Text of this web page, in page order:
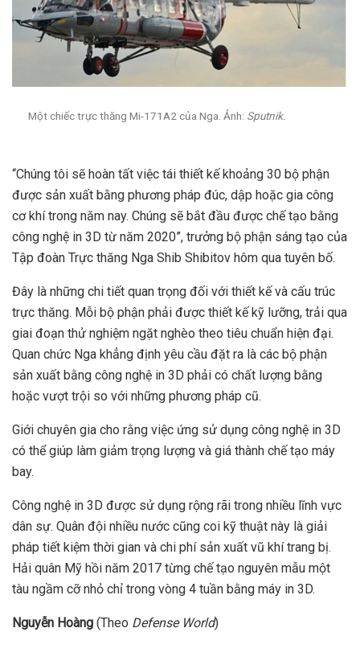
Một chiếc trực thăng Mi-171A2 của Nga. Ảnh: Sputnik.
“Chúng tôi sẽ hoàn tất việc tái thiết kế khoảng 30 bộ phận
được sản xuất bằng phương pháp đúc, dập hoặc gia công
cơ khí trong năm nay. Chúng sẽ bắt đầu được chế tạo bằng
công nghệ in 3D từ năm 2020”, trưởng bộ phận sáng tạo của
Tập đoàn Trực thăng Nga Shib Shibitov hôm qua tuyên bố.
Đây là những chi tiết quan trọng đối với thiết kế và cấu trúc
trực thăng. Mỗi bộ phận phải được thiết kế kỹ lưỡng, trải qua
giai đoạn thử nghiệm ngặt nghèo theo tiêu chuẩn hiện đại.
Quan chức Nga khẳng định yêu cầu đặt ra là các bộ phận
sản xuất bằng công nghệ in 3D phải có chất lượng bằng
hoặc vượt trội so với những phương pháp cũ.
Giới chuyên gia cho rằng việc ứng sử dụng công nghệ in 3D
có thể giúp làm giảm trọng lượng và giá thành chế tạo máy
bay.
Công nghệ in 3D được sử dụng rộng rãi trong nhiều lĩnh vực
dân sự. Quân đội nhiều nước cũng coi kỹ thuật này là giải
pháp tiết kiệm thời gian và chi phí sản xuất vũ khí trang bị.
Hải quân Mỹ hồi năm 2017 từng chế tạo nguyên mẫu một
tàu ngầm cỡ nhỏ chỉ trong vòng 4 tuần bằng máy in 3D.
Nguyễn Hoàng (Theo Defense World)